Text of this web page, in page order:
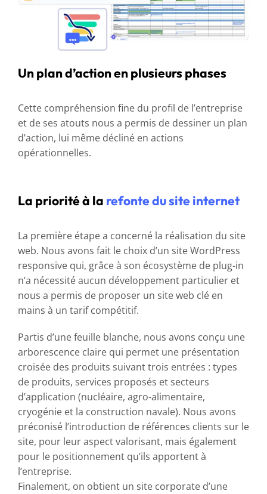
Un plan d’action en plusieurs phases
Cette compréhension fine du profil de l’entreprise
et de ses atouts nous a permis de dessiner un plan
d’action, lui même décliné en actions
opérationnelles.
La priorité à la refonte du site internet
La première étape a concerné la réalisation du site
web. Nous avons fait le choix d’un site WordPress
responsive qui, grâce à son écosystème de plug-in
n’a nécessité aucun développement particulier et
nous a permis de proposer un site web clé en
mains à un tarif compétitif.
Partis d’une feuille blanche, nous avons conçu une
arborescence claire qui permet une présentation
croisée des produits suivant trois entrées : types
de produits, services proposés et secteurs
d’application (nucléaire, agro-alimentaire,
cryogénie et la construction navale). Nous avons
préconisé l’introduction de références clients sur le
site, pour leur aspect valorisant, mais également
pour le positionnement qu’ils apportent à
l’entreprise.
Finalement, on obtient un site corporate d’une